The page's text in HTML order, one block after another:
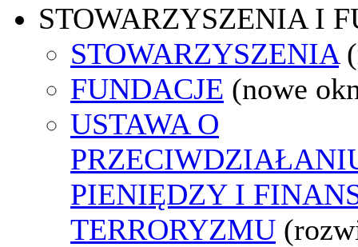
STOWARZYSZENIA I
STOWARZYSZENIA
FUNDACJE (nowe
USTAWA O
PIENIĘDZY I
TERRORYZMU